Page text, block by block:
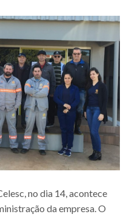
no dia 14, acontece
da empresa. O